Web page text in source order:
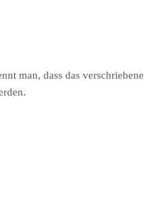
man, dass das verschriebene